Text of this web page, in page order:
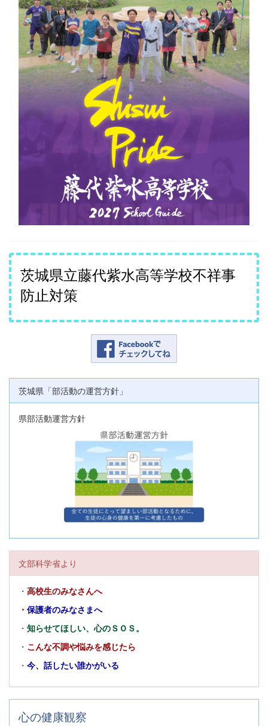
茨城県立藤代紫水高等学校不祥事
防止対策
茨城県「部活動の運営方針」
県部活動運営方針
文部科学省より
・ 高校生のみなさんへ
・ 保護者のみなさまへ
・ 知らせてほしい、心のＳＯＳ。
・ こんな不調や悩みを感じたら
・ 今、話したい誰かがいる
心の健康観察